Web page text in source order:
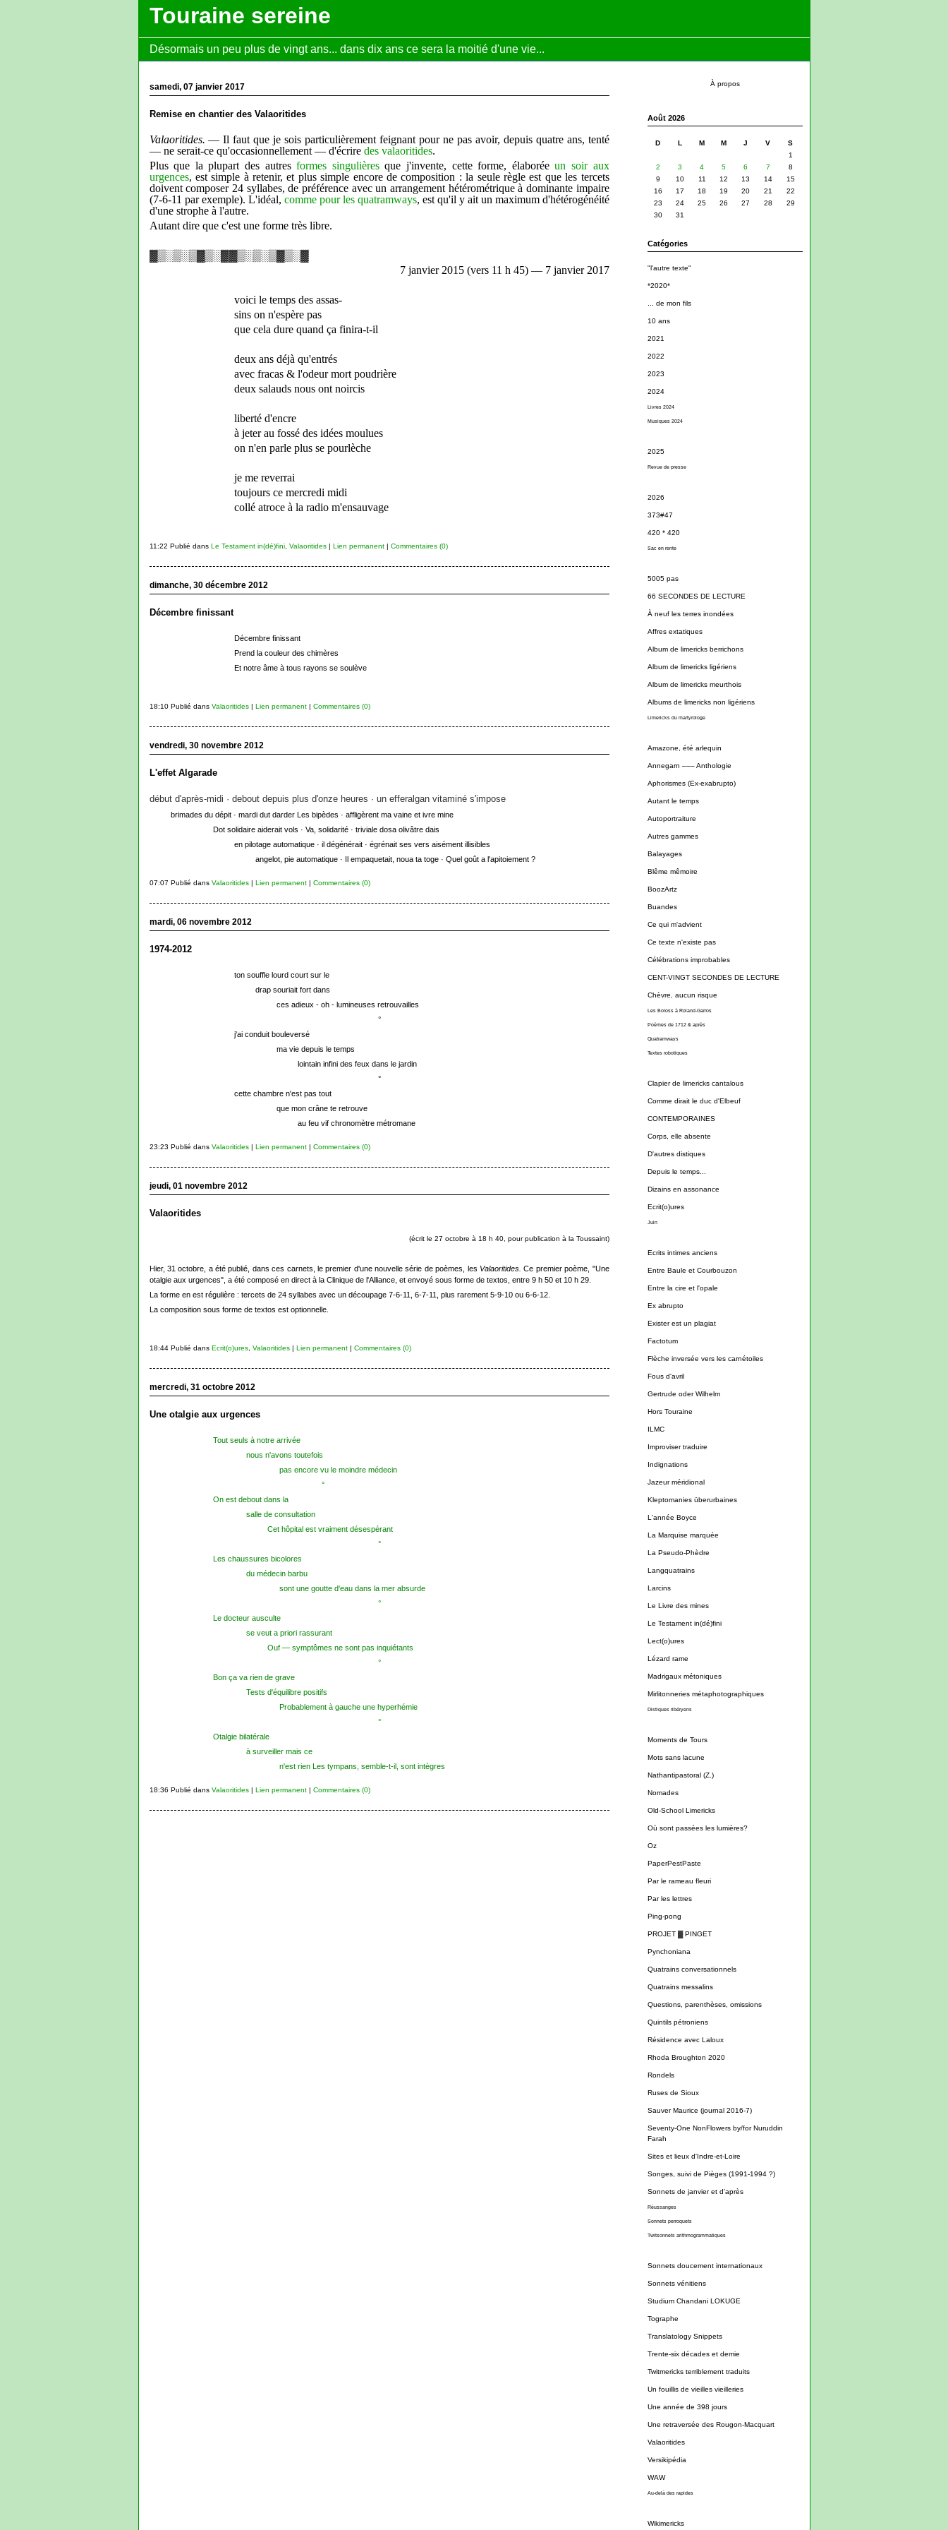
Touraine sereine
Désormais un peu plus de vingt ans... dans dix ans ce sera la moitié d'une vie...
À propos
Août 2026
D L M M J V
S
1
2
3 4 5 6 7
8
9
10 11 12 13 14
15
16
17 18 19 20 21
22
23
24 25 26 27 28
29
30
31
Catégories
"l'autre texte"
*2020*
... de mon fils
10 ans
2021
2022
2023
2024
Livres 2024
Musiques 2024
2025
Revue de presse
2026
373#47
420 * 420
Sac en rente
5005 pas
66 SECONDES DE LECTURE
À neuf les terres inondées
Affres extatiques
Album de limericks berrichons
Album de limericks ligériens
Album de limericks meurthois
Albums de limericks non ligériens
Limericks du martyrologe
Amazone, été arlequin
Annegarn ––– Anthologie
Aphorismes (Ex-exabrupto)
Autant le temps
Autoportraiture
Autres gammes
Balayages
Blême mêmoire
BoozArtz
Buandes
Ce qui m'advient
Ce texte n'existe pas
Célébrations improbables
CENT-VINGT SECONDES DE LECTURE
Chèvre, aucun risque
Les Boloss à Roland-Garros
Poèmes de 1712 & après
Quatramways
Textes robotiques
Clapier de limericks cantalous
Comme dirait le duc d'Elbeuf
CONTEMPORAINES
Corps, elle absente
D'autres distiques
Depuis le temps...
Dizains en assonance
Ecrit(o)ures
Juin
Ecrits intimes anciens
Entre Baule et Courbouzon
Entre la cire et l'opale
Ex abrupto
Exister est un plagiat
Factotum
Flèche inversée vers les carnétoiles
Fous d'avril
Gertrude oder Wilhelm
Hors Touraine
ILMC
Improviser traduire
Indignations
Jazeur méridional
Kleptomanies überurbaines
L'année Boyce
La Marquise marquée
La Pseudo-Phèdre
Langquatrains
Larcins
Le Livre des mines
Le Testament in(dé)fini
Lect(o)ures
Lézard rame
Madrigaux métoniques
Mirlitonneries métaphotographiques
Distiques ribéryens
Moments de Tours
Mots sans lacune
Nathantipastoral (Z.)
Nomades
Old-School Limericks
Où sont passées les lumières?
Oz
PaperPestPaste
Par le rameau fleuri
Par les lettres
Ping-pong
PROJET ▓ PINGET
Pynchoniana
Quatrains conversationnels
Quatrains messalins
Questions, parenthèses, omissions
Quintils pétroniens
Résidence avec Laloux
Rhoda Broughton 2020
Rondels
Ruses de Sioux
Sauver Maurice (journal 2016-7)
Seventy-One NonFlowers by/for Nuruddin
Farah
Sites et lieux d'Indre-et-Loire
Songes, suivi de Pièges (1991-1994 ?)
Sonnets de janvier et d'après
Réussanges
Sonnets perroquets
Twitsonnets arithmogrammatiques
Sonnets doucement internationaux
Sonnets vénitiens
Studium Chandani LOKUGE
Tographe
Translatology Snippets
Trente-six décades et demie
Twitmericks terriblement traduits
Un fouillis de vieilles vieilleries
Une année de 398 jours
Une retraversée des Rougon-Macquart
Valaoritides
Versikipédia
WAW
Au-delà des rapides
Wikimericks
samedi, 07 janvier 2017
Remise en chantier des Valaoritides
Valaoritides. — Il faut que je sois particulièrement feignant pour ne pas avoir, depuis quatre ans, tenté
— ne serait-ce qu'occasionnellement — d'écrire des valaoritides.
Plus que la plupart des autresformes singulièresque j'invente, cette forme, élaboréeun soir aux
urgences, est simple à retenir, et plus simple encore de composition : la seule règle est que les tercets
doivent composer 24 syllabes, de préférence avec un arrangement hétérométrique à dominante impaire
(7-6-11 par exemple). L'idéal, comme pour les quatramways, est qu'il y ait un maximum d'hétérogénéité
d'une strophe à l'autre.
Autant dire que c'est une forme très libre.
▓▒░▒░▒▓▒░▓▓▒░▒░▒▓▒░▓
7 janvier 2015 (vers 11 h 45) — 7 janvier 2017
voici le temps des assas-
sins on n'espère pas
que cela dure quand ça finira-t-il
deux ans déjà qu'entrés
avec fracas & l'odeur mort poudrière
deux salauds nous ont noircis
liberté d'encre
à jeter au fossé des idées moulues
on n'en parle plus se pourlèche
je me reverrai
toujours ce mercredi midi
collé atroce à la radio m'ensauvage
11:22 Publié dans Le Testament in(dé)fini, Valaoritides| Lien permanent| Commentaires (0)
dimanche, 30 décembre 2012
Décembre finissant
Décembre finissant
Prend la couleur des chimères
Et notre âme à tous rayons se soulève
18:10 Publié dans Valaoritides| Lien permanent| Commentaires (0)
vendredi, 30 novembre 2012
L'effet Algarade
début d'après-midi · debout depuis plus d'onze heures · un efferalgan vitaminé s'impose
brimades du dépit · mardi dut darder Les bipèdes · affligèrent ma vaine et ivre mine
Dot solidaire aiderait vols · Va, solidarité · triviale dosa olivâtre dais
en pilotage automatique · il dégénérait · égrénait ses vers aisément illisibles
angelot, pie automatique · Il empaquetait, noua ta toge · Quel goût a l'apitoiement ?
07:07 Publié dans Valaoritides| Lien permanent| Commentaires (0)
mardi, 06 novembre 2012
1974-2012
ton souffle lourd court sur le
drap souriait fort dans
ces adieux - oh - lumineuses retrouvailles
°
j'ai conduit bouleversé
ma vie depuis le temps
lointain infini des feux dans le jardin
°
cette chambre n'est pas tout
que mon crâne te retrouve
au feu vif chronomètre métromane
23:23 Publié dans Valaoritides| Lien permanent| Commentaires (0)
jeudi, 01 novembre 2012
Valaoritides
(écrit le 27 octobre à 18 h 40, pour publication à la Toussaint)
Hier, 31 octobre, a été publié, dans ces carnets, le premier d'une nouvelle série de poèmes, les Valaoritides. Ce premier poème, "Une
otalgie aux urgences", a été composé en direct à la Clinique de l'Alliance, et envoyé sous forme de textos, entre 9 h 50 et 10 h 29.
La forme en est régulière : tercets de 24 syllabes avec un découpage 7-6-11, 6-7-11, plus rarement 5-9-10 ou 6-6-12.
La composition sous forme de textos est optionnelle.
18:44 Publié dans Ecrit(o)ures, Valaoritides| Lien permanent| Commentaires (0)
mercredi, 31 octobre 2012
Une otalgie aux urgences
Tout seuls à notre arrivée
nous n'avons toutefois
pas encore vu le moindre médecin
°
On est debout dans la
salle de consultation
Cet hôpital est vraiment désespérant
°
Les chaussures bicolores
du médecin barbu
sont une goutte d'eau dans la mer absurde
°
Le docteur ausculte
se veut a priori rassurant
Ouf — symptômes ne sont pas inquiétants
°
Bon ça va rien de grave
Tests d'équilibre positifs
Probablement à gauche une hyperhémie
°
Otalgie bilatérale
à surveiller mais ce
n'est rien Les tympans, semble-t-il, sont intègres
18:36 Publié dans Valaoritides| Lien permanent| Commentaires (0)